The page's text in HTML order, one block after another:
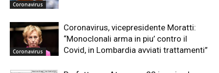
Coronavirus
Coronavirus
Coronavirus, vicepresidente Moratti:
“Monoclonali arma in piu’ contro il
Covid, in Lombardia avviati trattamenti”